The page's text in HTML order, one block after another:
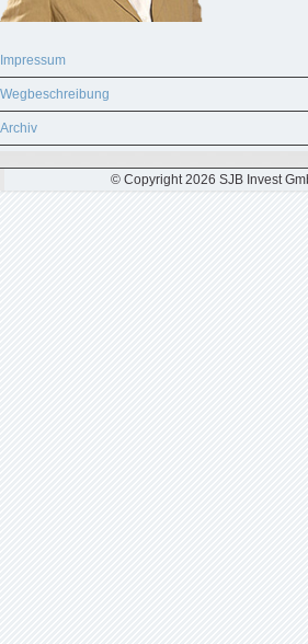
Impressum
Wegbeschreibung
Archiv
© Copyright 2026 SJB Invest